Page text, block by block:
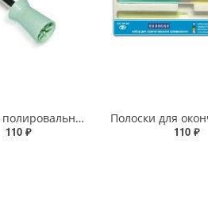
Резиночка полировальная («чашка») для углового наконечника, шт.
110 ₽
110 ₽